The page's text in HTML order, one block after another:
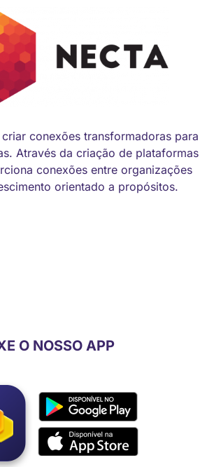
conexões transformadoras para
Através da criação de plataformas
conexões entre organizações
orientado a propósitos.
O NOSSO APP